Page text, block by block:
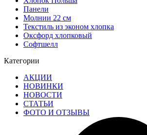
Панели
Молнии 22 см
Текстиль из эконом хлопка
Оксфорд хлопковый
Софтшелл
Категории
АКЦИИ
НОВИНКИ
НОВОСТИ
СТАТЬИ
ФОТО И ОТЗЫВЫ